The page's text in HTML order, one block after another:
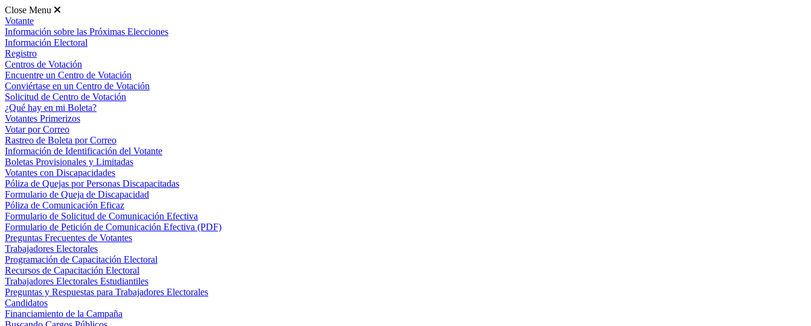
Close Menu
Votante
Información sobre las Próximas Elecciones
Información Electoral
Registro
Centros de Votación
Encuentre un Centro de Votación
Conviértase en un Centro de Votación
Solicitud de Centro de Votación
¿Qué hay en mi Boleta?
Votantes Primerizos
Votar por Correo
Rastreo de Boleta por Correo
Información de Identificación del Votante
Boletas Provisionales y Limitadas
Votantes con Discapacidades
Póliza de Quejas por Personas Discapacitadas
Formulario de Queja de Discapacidad
Póliza de Comunicación Eficaz
Formulario de Solicitud de Comunicación Efectiva
Formulario de Petición de Comunicación Efectiva (PDF)
Preguntas Frecuentes de Votantes
Trabajadores Electorales
Programación de Capacitación Electoral
Recursos de Capacitación Electoral
Trabajadores Electorales Estudiantiles
Preguntas y Respuestas para Trabajadores Electorales
Candidatos
Financiamiento de la Campaña